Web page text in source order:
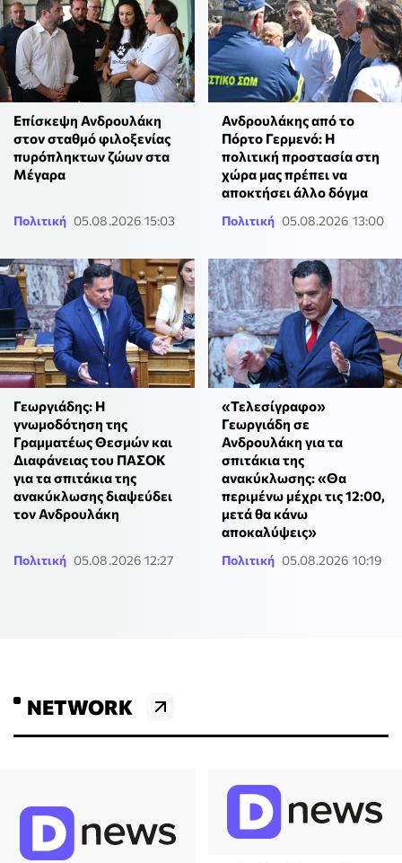
Επίσκεψη Ανδρουλάκη
στον σταθμό φιλοξενίας
πυρόπληκτων ζώων στα
Μέγαρα
Πολιτική 05.08.2026 15:03
Ανδρουλάκης από το
Πόρτο Γερμενό: Η
πολιτική προστασία στη
χώρα μας πρέπει να
αποκτήσει άλλο δόγμα
Πολιτική 05.08.2026 13:00
Γεωργιάδης: Η
γνωμοδότηση της
Γραμματέως Θεσμών και
Διαφάνειας του ΠΑΣΟΚ
για τα σπιτάκια της
ανακύκλωσης διαψεύδει
τον Ανδρουλάκη
Πολιτική 05.08.2026 12:27
«Τελεσίγραφο»
Γεωργιάδη σε
Ανδρουλάκη για τα
σπιτάκια της
ανακύκλωσης: «Θα
περιμένω μέχρι τις 12:00,
μετά θα κάνω
αποκαλύψεις»
Πολιτική 05.08.2026 10:19
NETWORK